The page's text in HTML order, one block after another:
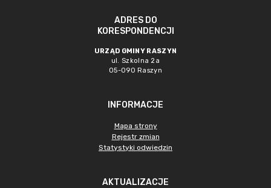
ADRES DO
KORESPONDENCJI
URZĄD GMINY RASZYN
ul. Szkolna 2a
05-090 Raszyn
INFORMACJE
Mapa strony
Rejestr zmian
Statystyki odwiedzin
AKTUALIZACJE